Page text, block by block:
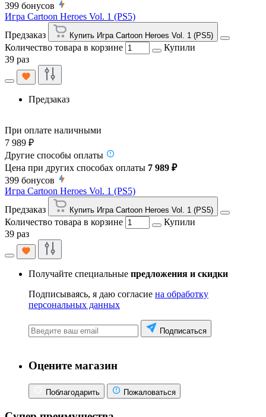
399 бонусов
Игра Cartoon Heroes Vol. 1 (PS5)
Предзаказ
Купить Игра Cartoon Heroes Vol. 1 (PS5)
Количество товара в корзине
Купили
39 раз
Предзаказ
При оплате наличными
7 989 ₽
Другие способы оплаты
Цена при других способах оплаты 7 989 ₽
399 бонусов
Игра Cartoon Heroes Vol. 1 (PS5)
Предзаказ
Купить Игра Cartoon Heroes Vol. 1 (PS5)
Количество товара в корзине
Купили
39 раз
Получайте специальные предложения и скидки
Подписываясь, я даю согласие на обработку
персональных данных
Подписаться
Оцените магазин
Поблагодарить Пожаловаться